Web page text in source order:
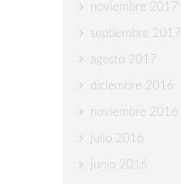
noviembre 2017
septiembre 2017
agosto 2017
diciembre 2016
noviembre 2016
julio 2016
junio 2016